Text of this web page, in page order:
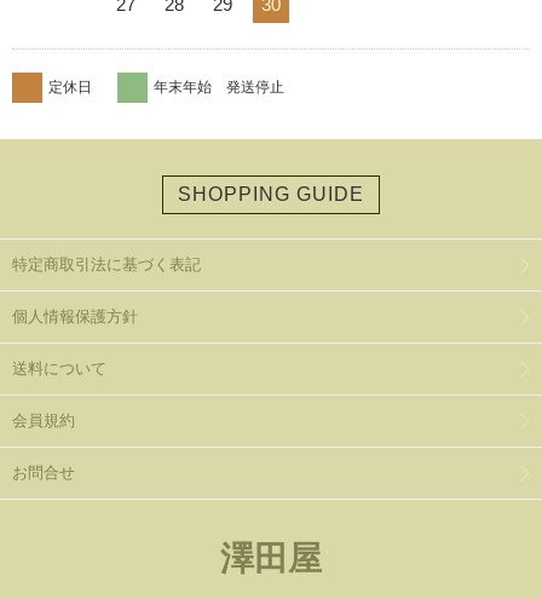
27 28 29 30
定休日 年末年始 発送停止
SHOPPING GUIDE
特定商取引法に基づく表記
個人情報保護方針
送料について
会員規約
お問合せ
澤田屋